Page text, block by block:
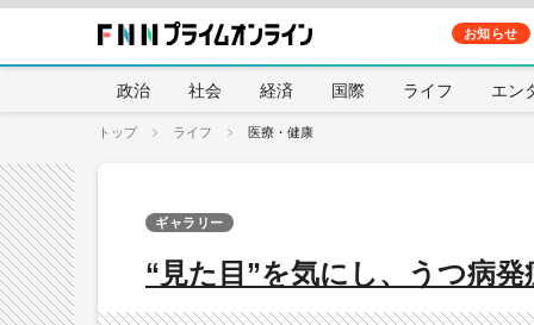
お知らせ
政治 社会 経済 国際 ライフ エン
トップ ライフ 医療・健康
“見た目”を気にし、うつ病
ギャラリー